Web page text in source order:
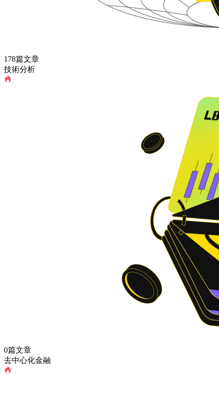
178篇文章
技術分析
0篇文章
去中心化金融